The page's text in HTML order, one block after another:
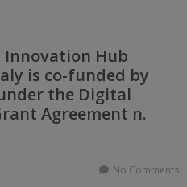
Innovation Hub
is co-funded by
the Digital
Agreement n.
No Comments